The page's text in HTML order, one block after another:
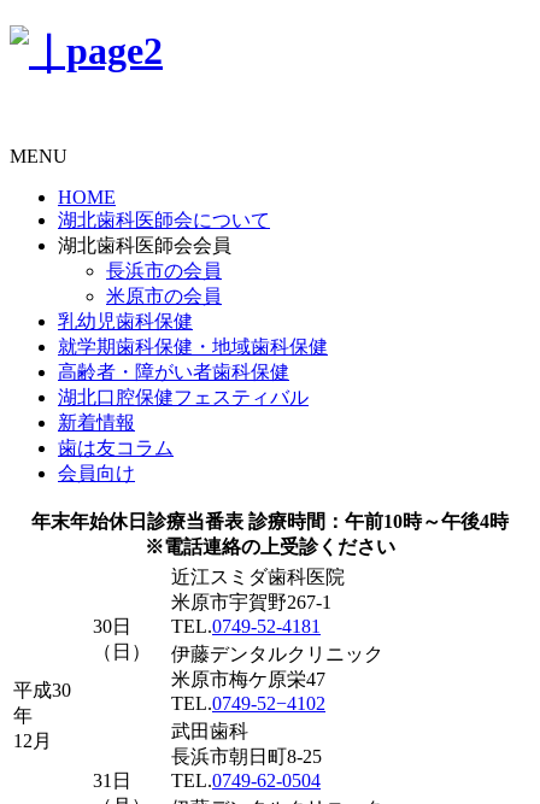
MENU
HOME
湖北歯科医師会について
湖北歯科医師会会員
長浜市の会員
米原市の会員
乳幼児歯科保健
就学期歯科保健・地域歯科保健
高齢者・障がい者歯科保健
湖北口腔保健フェスティバル
新着情報
歯は友コラム
会員向け
年末年始休日診療当番表 診療時間：午前10時～午後4時
※電話連絡の上受診ください
平成30
年
12月
30日
（日）
近江スミダ歯科医院
米原市宇賀野267-1
TEL.0749-52-4181
伊藤デンタルクリニック
米原市梅ケ原栄47
TEL.0749-52−4102
31日
武田歯科
長浜市朝日町8-25
TEL.0749-62-0504